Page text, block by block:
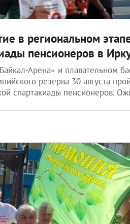
в региональном
пенсионеров в
Арена» и плавательном
резерва 30 августа
спартакиады пенсионеров.